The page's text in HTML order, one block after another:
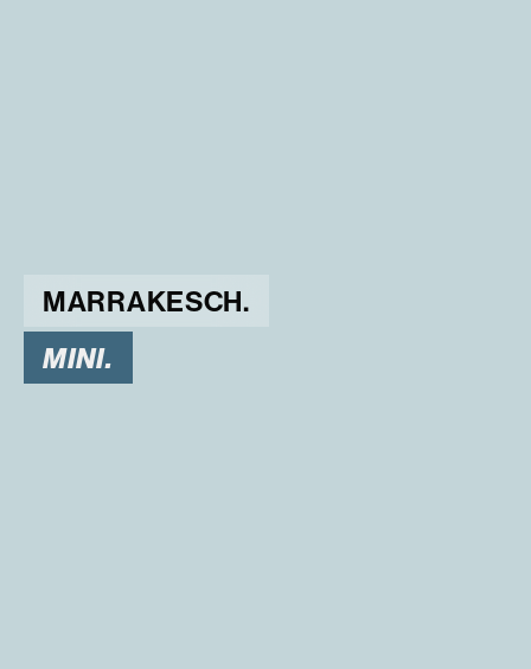
MARRAKESCH.
MINI.